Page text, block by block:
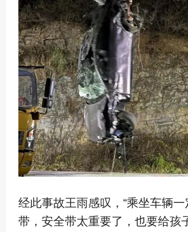
经此事故王雨感叹，“乘坐车辆
带，安全带太重要了，也要给孩